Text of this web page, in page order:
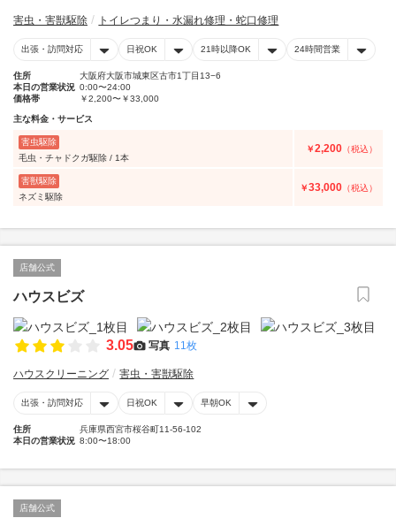
害虫・害獣駆除 トイレつまり・水漏れ修理・蛇口修理
出張・訪問対応 日祝OK 21時以降OK 24時間営業
住所
大阪府大阪市城東区古市1丁目13−6
本日の営業状況 0:00〜24:00
価格帯
￥2,200〜￥33,000
主な料金・サービス
害虫駆除
毛虫・チャドクガ駆除 / 1本
￥2,200 （税込）
害獣駆除
ネズミ駆除
￥33,000 （税込）
店舗公式
ハウスビズ
3.05 写真 11枚
ハウスクリーニング 害虫・害獣駆除
出張・訪問対応 日祝OK 早朝OK
住所
兵庫県西宮市桜谷町11-56-102
本日の営業状況 8:00〜18:00
店舗公式